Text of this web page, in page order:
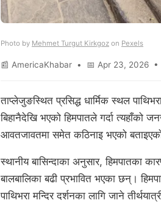
Photo by Mehmet Turgut Kirkgoz on Pexels
📰 AmericaKhabar • 📅 Apr 23, 2026
ताप्लेजुङस्थित प्रसिद्ध धार्मिक स्थल
बिहानैदेखि भएको हिमपातले गर्दा त्यहाँको
आवतजावतमा समेत कठिनाइ भएको
स्थानीय बासिन्दाका अनुसार, हिमपातका
बालबालिका बढी प्रभावित भएका छन्।
पाथिभरा मन्दिर दर्शनका लागि जाने